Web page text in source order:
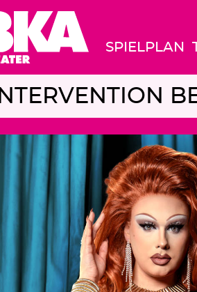
SPIELPLAN
INTERVENTION